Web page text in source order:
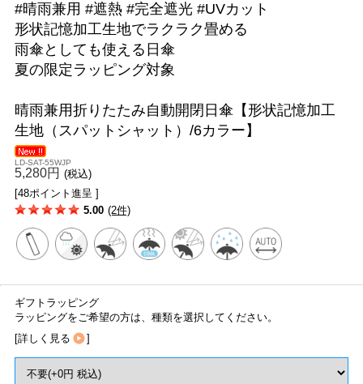
#晴雨兼用 #遮熱 #完全遮光 #UVカット
形状記憶加工生地でラクラク畳める
雨傘としても使える日傘
夏の限定ラッピング対象
晴雨兼用折りたたみ自動開閉日傘【形状記憶加工
生地（スパットシャット）/6カラー】
LD-SAT-55WJP
5,280円 (税込)
[48ポイント進呈 ]
5.00 (2件)
ギフトラッピング
ラッピングをご希望の方は、種類を選択してください。
[詳しく見る ]